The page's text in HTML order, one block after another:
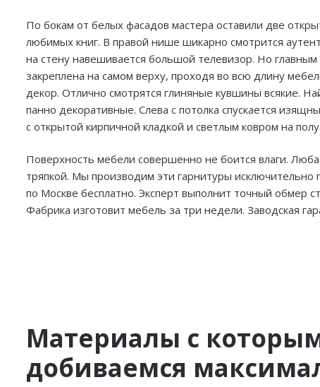
По бокам от белых фасадов мастера оставили две
любимых книг. В правой нише шикарно смотрится
на стену навешивается большой телевизор. Но
закреплена на самом верху, проходя во всю длину
декор. Отлично смотрятся глиняные кувшины всякие.
панно декоративные. Слева с потолка спускается
с открытой кирпичной кладкой и светлым ковром на полу.
Поверхность мебели совершенно не боится влаги.
тряпкой. Мы производим эти гарнитуры
по Москве бесплатно. Эксперт выполнит точный обмер
Фабрика изготовит мебель за три недели. Заводская
Материалы с
добиваемся